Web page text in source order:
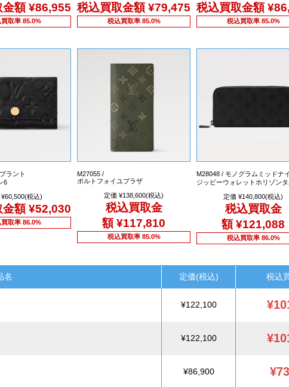
金額¥86,955
取率 85.0%
税込買取金額¥79,475
税込買取率 85.0%
税込買取金額
税込買取率 85.0%
ラント
6
税込)
金額¥52,030
取率 86.0%
M27055 /
ポルトフォイユブラザ
定価 ¥138,600(税込)
税込買取金
額¥117,810
税込買取率 85.0%
M28048 / モノグラムミッドナ
ジッピーウォレットホリゾン
定価 ¥140,800(税込)
税込買取金
額¥121,088
税込買取率 86.0%
名 定価(税込) 税込
¥122,100
¥122,100
¥86,900